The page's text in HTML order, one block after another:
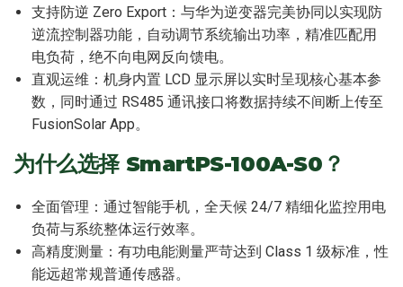
支持防逆 Zero Export：与华为逆变器完美协同以实现防
逆流控制器功能，自动调节系统输出功率，精准匹配用
电负荷，绝不向电网反向馈电。
直观运维：机身内置 LCD 显示屏以实时呈现核心基本参
数，同时通过 RS485 通讯接口将数据持续不间断上传至
FusionSolar App。
为什么选择 SmartPS-100A-S0？
全面管理：通过智能手机，全天候 24/7 精细化监控用电
负荷与系统整体运行效率。
高精度测量：有功电能测量严苛达到 Class 1 级标准，性
能远超常规普通传感器。